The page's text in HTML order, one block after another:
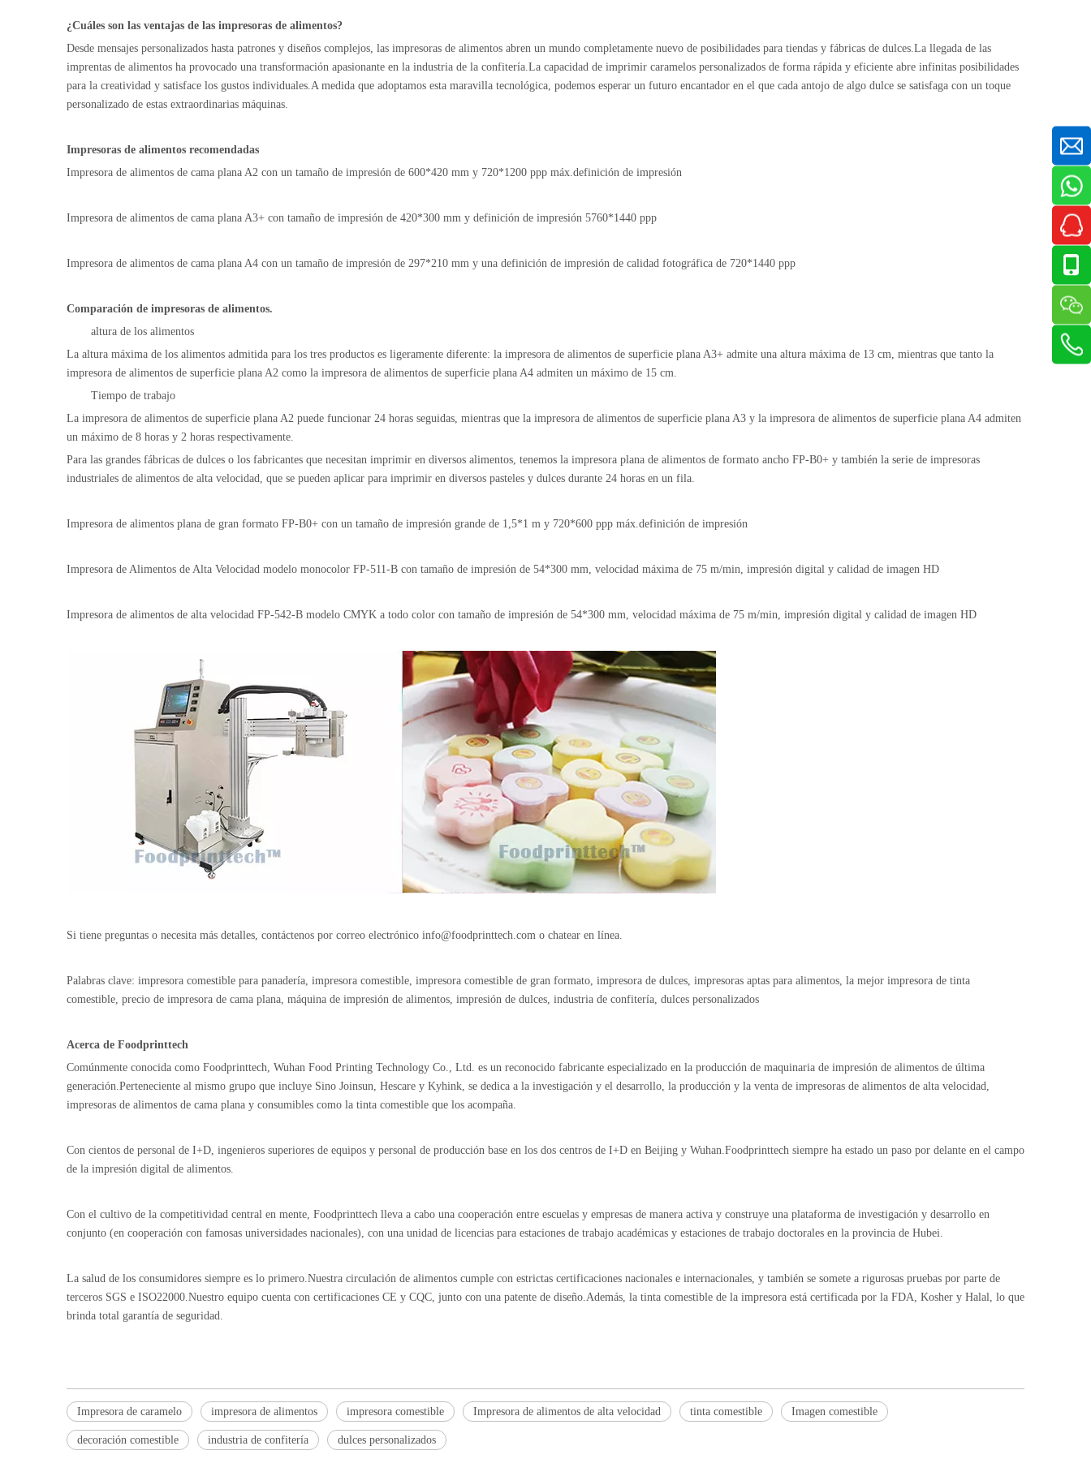
¿Cuáles son las ventajas de las impresoras de alimentos?
Desde mensajes personalizados hasta patrones y diseños complejos, las impresoras de alimentos abren un mundo completamente nuevo de posibilidades para tiendas y fábricas de dulces.La llegada de las
imprentas de alimentos ha provocado una transformación apasionante en la industria de la confitería.La capacidad de imprimir caramelos personalizados de forma rápida y eficiente abre infinitas posibilidades
para la creatividad y satisface los gustos individuales.A medida que adoptamos esta maravilla tecnológica, podemos esperar un futuro encantador en el que cada antojo de algo dulce se satisfaga con un toque
personalizado de estas extraordinarias máquinas.
Impresoras de alimentos recomendadas
Impresora de alimentos de cama plana A2 con un tamaño de impresión de 600*420 mm y 720*1200 ppp máx.definición de impresión
Impresora de alimentos de cama plana A3+ con tamaño de impresión de 420*300 mm y definición de impresión 5760*1440 ppp
Impresora de alimentos de cama plana A4 con un tamaño de impresión de 297*210 mm y una definición de impresión de calidad fotográfica de 720*1440 ppp
Comparación de impresoras de alimentos.
altura de los alimentos
La altura máxima de los alimentos admitida para los tres productos es ligeramente diferente: la impresora de alimentos de superficie plana A3+ admite una altura máxima de 13 cm, mientras que tanto la
impresora de alimentos de superficie plana A2 como la impresora de alimentos de superficie plana A4 admiten un máximo de 15 cm.
Tiempo de trabajo
La impresora de alimentos de superficie plana A2 puede funcionar 24 horas seguidas, mientras que la impresora de alimentos de superficie plana A3 y la impresora de alimentos de superficie plana A4 admiten
un máximo de 8 horas y 2 horas respectivamente.
Para las grandes fábricas de dulces o los fabricantes que necesitan imprimir en diversos alimentos, tenemos la impresora plana de alimentos de formato ancho FP-B0+ y también la serie de impresoras
industriales de alimentos de alta velocidad, que se pueden aplicar para imprimir en diversos pasteles y dulces durante 24 horas en un fila.
Impresora de alimentos plana de gran formato FP-B0+ con un tamaño de impresión grande de 1,5*1 m y 720*600 ppp máx.definición de impresión
Impresora de Alimentos de Alta Velocidad modelo monocolor FP-511-B con tamaño de impresión de 54*300 mm, velocidad máxima de 75 m/min, impresión digital y calidad de imagen HD
Impresora de alimentos de alta velocidad FP-542-B modelo CMYK a todo color con tamaño de impresión de 54*300 mm, velocidad máxima de 75 m/min, impresión digital y calidad de imagen HD
Si tiene preguntas o necesita más detalles, contáctenos por correo electrónico info@foodprinttech.com o chatear en línea.
Palabras clave: impresora comestible para panadería, impresora comestible, impresora comestible de gran formato, impresora de dulces, impresoras aptas para alimentos, la mejor impresora de tinta
comestible, precio de impresora de cama plana, máquina de impresión de alimentos, impresión de dulces, industria de confitería, dulces personalizados
Acerca de Foodprinttech
Comúnmente conocida como Foodprinttech, Wuhan Food Printing Technology Co., Ltd. es un reconocido fabricante especializado en la producción de maquinaria de impresión de alimentos de última
generación.Perteneciente al mismo grupo que incluye Sino Joinsun, Hescare y Kyhink, se dedica a la investigación y el desarrollo, la producción y la venta de impresoras de alimentos de alta velocidad,
impresoras de alimentos de cama plana y consumibles como la tinta comestible que los acompaña.
Con cientos de personal de I+D, ingenieros superiores de equipos y personal de producción base en los dos centros de I+D en Beijing y Wuhan.Foodprinttech siempre ha estado un paso por delante en el campo
de la impresión digital de alimentos.
Con el cultivo de la competitividad central en mente, Foodprinttech lleva a cabo una cooperación entre escuelas y empresas de manera activa y construye una plataforma de investigación y desarrollo en
conjunto (en cooperación con famosas universidades nacionales), con una unidad de licencias para estaciones de trabajo académicas y estaciones de trabajo doctorales en la provincia de Hubei.
La salud de los consumidores siempre es lo primero.Nuestra circulación de alimentos cumple con estrictas certificaciones nacionales e internacionales, y también se somete a rigurosas pruebas por parte de
terceros SGS e ISO22000.Nuestro equipo cuenta con certificaciones CE y CQC, junto con una patente de diseño.Además, la tinta comestible de la impresora está certificada por la FDA, Kosher y Halal, lo que
brinda total garantía de seguridad.
Impresora de caramelo impresora de alimentos impresora comestible Impresora de alimentos de alta velocidad tinta comestible Imagen comestible
decoración comestible industria de confitería dulces personalizados